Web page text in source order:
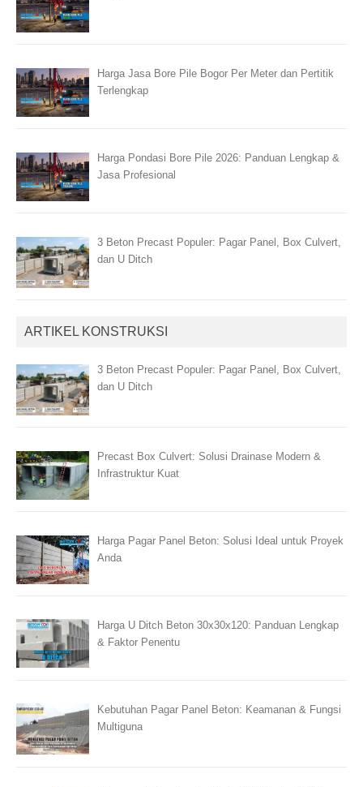
Harga Jasa Bore Pile Bogor Per Meter dan Pertitik
Terlengkap
Harga Pondasi Bore Pile 2026: Panduan Lengkap &
Jasa Profesional
3 Beton Precast Populer: Pagar Panel, Box Culvert,
dan U Ditch
ARTIKEL KONSTRUKSI
3 Beton Precast Populer: Pagar Panel, Box Culvert,
dan U Ditch
Precast Box Culvert: Solusi Drainase Modern &
Infrastruktur Kuat
Harga Pagar Panel Beton: Solusi Ideal untuk Proyek
Anda
Harga U Ditch Beton 30x30x120: Panduan Lengkap
& Faktor Penentu
Kebutuhan Pagar Panel Beton: Keamanan & Fungsi
Multiguna